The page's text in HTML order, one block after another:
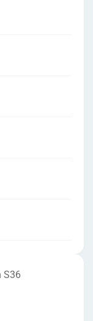
S36